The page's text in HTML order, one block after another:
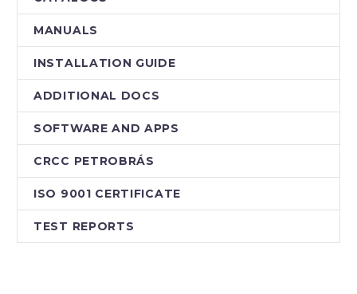
MANUALS
INSTALLATION GUIDE
ADDITIONAL DOCS
SOFTWARE AND APPS
CRCC PETROBRÁS
ISO 9001 CERTIFICATE
TEST REPORTS